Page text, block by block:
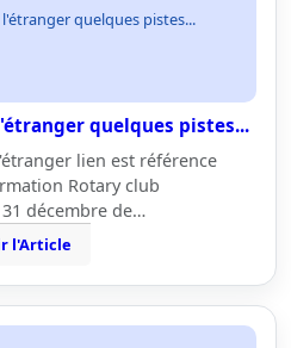
quelques pistes...
quelques pistes...
lien est référence
Rotary club
décembre de…
l'Article